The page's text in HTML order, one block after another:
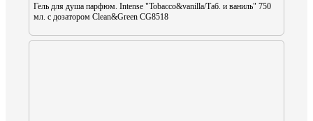
Гель для душа парфюм. Intense "Tobacco&vanilla/Таб. и ваниль" 750
мл. с дозатором Clean&Green CG8518